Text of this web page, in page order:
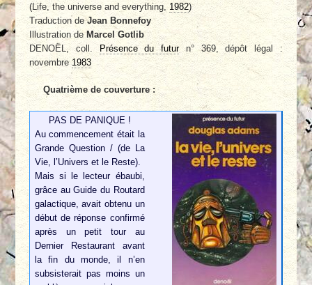
(Life, the universe and everything, 1982)
Traduction deJean Bonnefoy
Illustration deMarcel Gotlib
DENOËL, coll.Présence du futurn° 369, dépôt légal :
novembre 1983
Quatrième de couverture :
PAS DE PANIQUE !
Au commencement était la
Grande Question / (de La
Vie, l’Univers et le Reste).
Mais si le lecteur ébaubi,
grâce au Guide du Routard
galactique, avait obtenu un
début de réponse confirmé
après un petit tour au
Dernier Restaurant avant
la fin du monde, il n’en
subsisterait pas moins un